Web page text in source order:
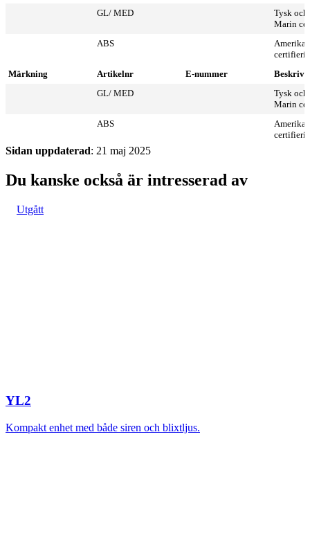
GL/ MED
Tysk
Marin
ABS
Märkning
Artikelnr E-nummer
GL/ MED
Tysk
Marin
ABS
Sidan uppdaterad: 21 maj 2025
Du kanske också är intresserad av
Utgått
YL2
Kompakt enhet med både siren och blixtljus.